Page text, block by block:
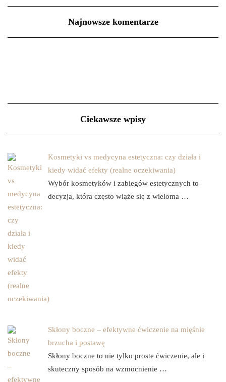
Najnowsze komentarze
Ciekawsze wpisy
Kosmetyki vs medycyna estetyczna: czy działa i
kiedy widać efekty (realne oczekiwania)
Wybór kosmetyków i zabiegów estetycznych to
decyzja, która często wiąże się z wieloma …
Skłony boczne – efektywne ćwiczenie na mięśnie
brzucha i postawę
Skłony boczne to nie tylko proste ćwiczenie, ale i
skuteczny sposób na wzmocnienie …